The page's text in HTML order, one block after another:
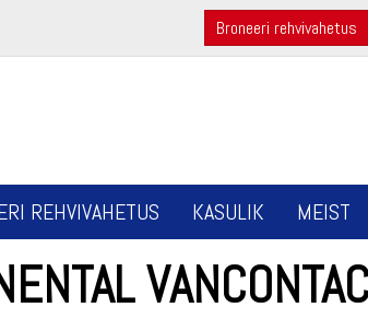
Broneeri rehvivahetus
REHVIVAHETUS KASULIK MEIST